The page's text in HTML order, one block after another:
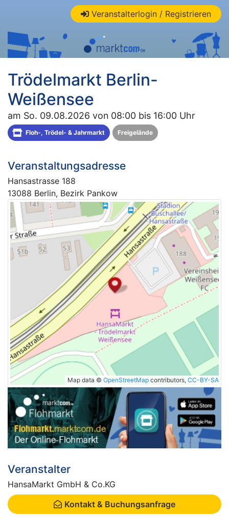
Veranstalterlogin / Registrieren
Trödelmarkt Berlin-
Weißensee
am So. 09.08.2026 von 08:00 bis 16:00 Uhr
Floh-, Trödel- & Jahrmarkt Freigelände
Veranstaltungsadresse
Hansastrasse 188
13088 Berlin, Bezirk Pankow
Map data © OpenStreetMap contributors, CC-BY-SA
Veranstalter
HansaMarkt GmbH & Co.KG
Kontakt & Buchungsanfrage